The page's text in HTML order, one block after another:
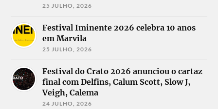
25 JULHO, 2026
Festival Iminente 2026 celebra 10 anos
em Marvila
25 JULHO, 2026
Festival do Crato 2026 anunciou o cartaz
final com Delfins, Calum Scott, Slow J,
Veigh, Calema
24 JULHO, 2026